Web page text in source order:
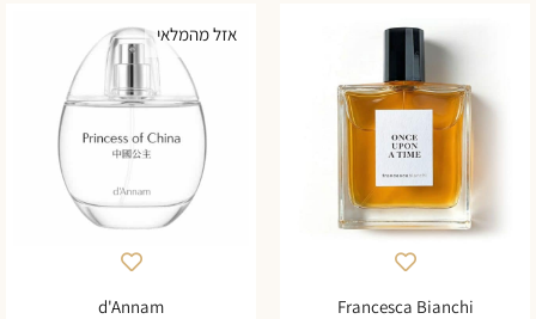
Francesca Bianchi
אזל מהמלאי
d'Annam